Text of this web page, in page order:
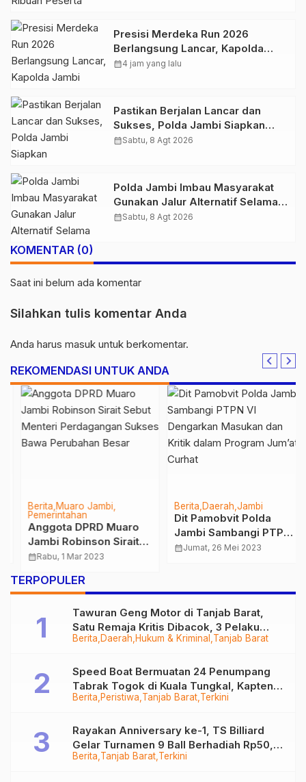
Presisi Merdeka Run 2026
Berlangsung Lancar, Kapolda
Jambi Ucapkan Terimakasih dan
calendar_month4 jam yang lalu
Pastikan Berjalan Lancar dan
Sukses, Polda Jambi Siapkan
Pengamanan Berlapis untuk 8.750
calendar_monthSabtu, 8 Agt 2026
Polda Jambi Imbau Masyarakat
Gunakan Jalur Alternatif Selama
Pelaksanaan Presisi Merdeka Run
calendar_monthSabtu, 8 Agt 2026
KOMENTAR (0)
Saat ini belum ada komentar
Silahkan tulis komentar Anda
Anda harus masuk untuk berkomentar.
REKOMENDASI UNTUK ANDA
Berita Muaro Jambi
Pemerintahan
Anggota DPRD Muaro
Jambi Robinson Sirait
Sebut Menteri
Bawa Perubahan Besar
Rabu, 1 Mar 2023
Berita Daerah Jambi
Dit Pamobvit Polda
Jambi Sambangi PTPN
VI Dengarkan Masukan
Jumat, 26 Mei 2023
…
TERPOPULER
Berita Daerah Hukum & Kriminal Tanjab Barat
Tawuran Geng Motor di Tanjab Barat,
Satu Remaja Kritis Dibacok, 3 Pelaku
Ditangkap
Berita Peristiwa Tanjab Barat Terkini
Speed Boat Bermuatan 24 Penumpang
Tabrak Togok di Kuala Tungkal, Kapten
Sempat Hilang
Berita Tanjab Barat Terkini
Rayakan Anniversary ke-1, TS Billiard
Gelar Turnamen 9 Ball Berhadiah Rp50,8
Juta